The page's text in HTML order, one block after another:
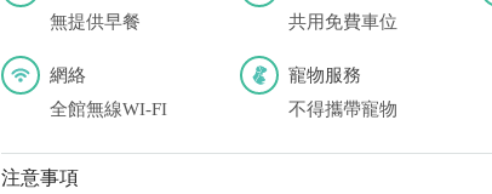
無提供早餐
共用免費車位
網絡
全館無線WI-FI
寵物服務
不得攜帶寵物
注意事項